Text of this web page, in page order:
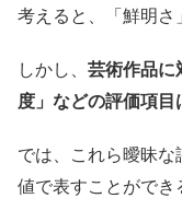
考えると、「鮮明さ
しかし、 芸術作品に
度」などの評価項
では、これら曖昧
値で表すことができ